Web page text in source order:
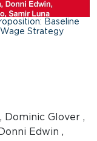
Baseline
Strategy
Dominic Glover ,
Edwin ,